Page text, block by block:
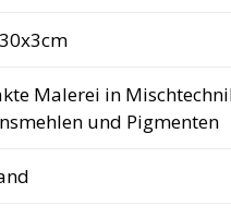
Malerei in
und Pigmenten